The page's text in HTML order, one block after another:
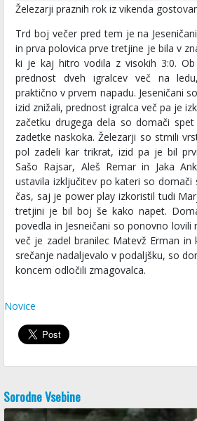
Železarji praznih rok iz vikenda
Trd boj večer pred tem je na
in prva polovica prve tretjine je bila v
ki je kaj hitro vodila z visokih 3:0.
prednost dveh igralcev več na
praktično v prvem napadu. Jeseničani
izid znižali, prednost igralca več pa je
začetku drugega dela so domači
zadetke naskoka. Železarji so strnili
pol zadeli kar trikrat, izid pa je bil
Sašo Rajsar, Aleš Remar in Jaka
ustavila izključitev po kateri so domači
čas, saj je power play izkoristil tudi
tretjini je bil boj še kako napet.
povedla in Jesneičani so ponovno lovili
več je zadel branilec Matevž Erman
srečanje nadaljevalo v podaljšku, so
koncem odločili zmagovalca.
Novice
Sorodne Vsebine